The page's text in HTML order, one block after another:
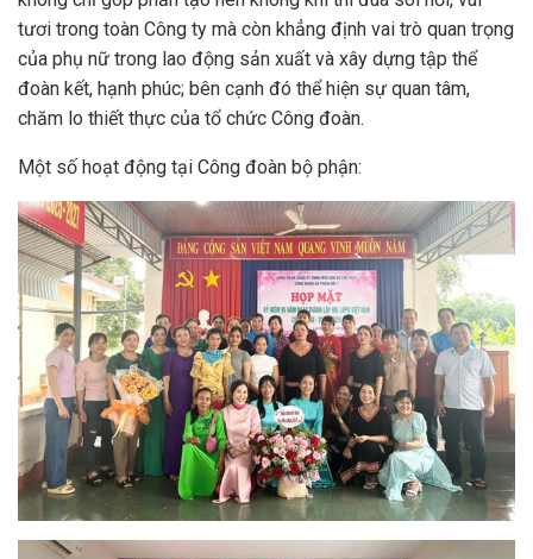
tươi trong toàn Công ty mà còn khẳng định vai trò quan trọng
của phụ nữ trong lao động sản xuất và xây dựng tập thể
đoàn kết, hạnh phúc; bên cạnh đó thể hiện sự quan tâm,
chăm lo thiết thực của tổ chức Công đoàn.
Một số hoạt động tại Công đoàn bộ phận: